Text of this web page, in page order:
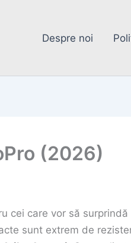
Despre noi
(2026)
cei care vor să surprindă
sunt extrem de